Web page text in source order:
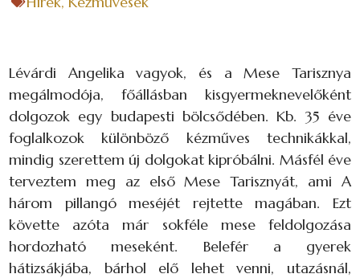
Lévárdi Angelika vagyok, és a Mese Tarisznya
megálmodója, főállásban kisgyermeknevelőként
dolgozok egy budapesti bölcsődében. Kb. 35 éve
foglalkozok különböző kézműves technikákkal,
mindig szerettem új dolgokat kipróbálni. Másfél éve
terveztem meg az első Mese Tarisznyát, ami A
három pillangó meséjét rejtette magában. Ezt
követte azóta már sokféle mese feldolgozása
hordozható meseként. Belefér a gyerek
hátizsákjába, bárhol elő lehet venni, utazásnál,